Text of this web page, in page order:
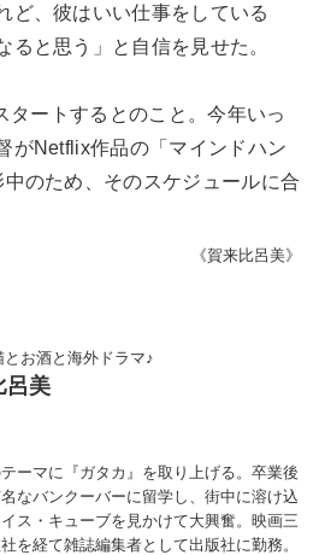
ど、彼はいい仕事をしている
ると思う」と自信を見せた。
タートするとのこと。今年いっ
がNetflix作品の「マインドハン
のため、そのスケジュールに合
《賀来比呂美》
とお酒と海外ドラマ♪
呂美
ーマに『ガタカ』を取り上げる。卒業後
なバンクーバーに留学し、街中に溶け込
ス・キューブを見かけて大興奮。映画三
を経て雑誌編集者として出版社に勤務。